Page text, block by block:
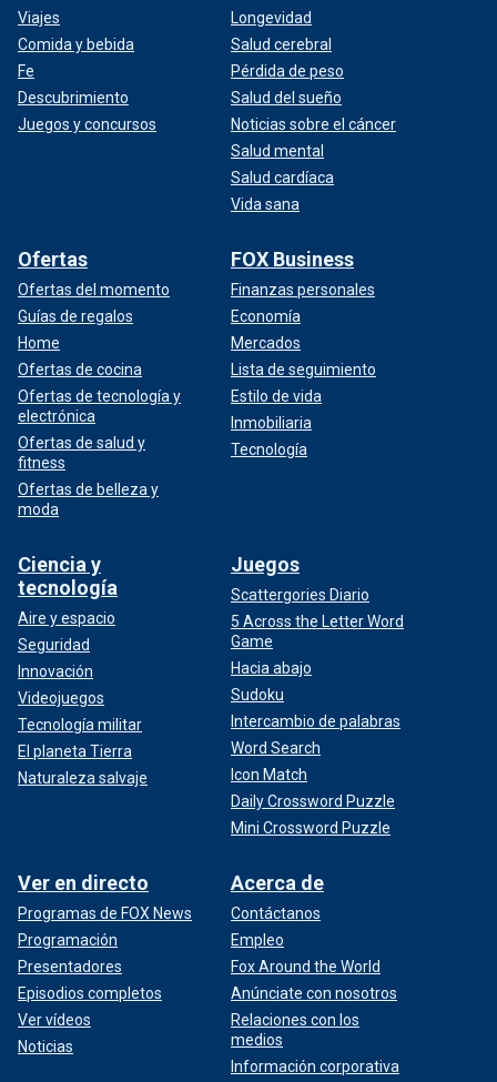
Viajes
Comida y bebida
Fe
Descubrimiento
Juegos y concursos
Longevidad
Salud cerebral
Pérdida de peso
Salud del sueño
Noticias sobre el cáncer
Salud mental
Salud cardíaca
Vida sana
Ofertas
Ofertas del momento
Guías de regalos
Home
Ofertas de cocina
Ofertas de tecnología y
electrónica
Ofertas de salud y
fitness
Ofertas de belleza y
moda
FOX Business
Finanzas personales
Economía
Mercados
Lista de seguimiento
Estilo de vida
Inmobiliaria
Tecnología
Ciencia y
tecnología
Aire y espacio
Seguridad
Innovación
Videojuegos
Tecnología militar
El planeta Tierra
Naturaleza salvaje
Juegos
Scattergories Diario
5 Across the Letter Word
Game
Hacia abajo
Sudoku
Intercambio de palabras
Word Search
Icon Match
Daily Crossword Puzzle
Mini Crossword Puzzle
Ver en directo
Programas de FOX News
Programación
Presentadores
Episodios completos
Ver vídeos
Noticias
Acerca de
Contáctanos
Empleo
Fox Around the World
Anúnciate con nosotros
Relaciones con los
medios
Información corporativa